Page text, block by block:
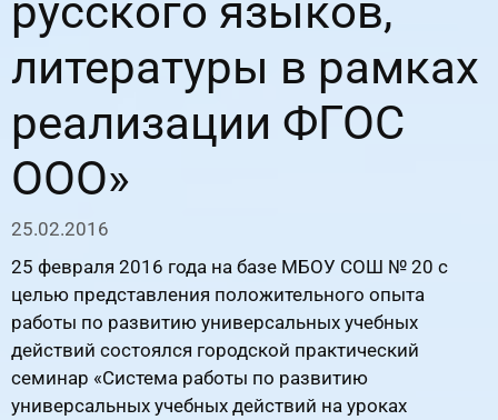
русского языков,
литературы в рамках
реализации ФГОС
ООО»
25.02.2016
25 февраля 2016 года на базе МБОУ СОШ № 20 с
целью представления положительного опыта
работы по развитию универсальных учебных
действий состоялся городской практический
семинар «Система работы по развитию
универсальных учебных действий на уроках